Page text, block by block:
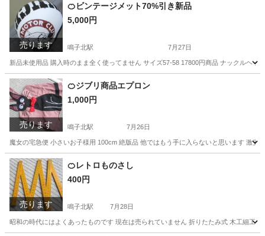
売ります
🍊ビンテージメット70%引き新品
5,000円
鳴子北駅 7月27日
新品未使用品 購入時のまま全く使ってません サイズ57‐58 17800円商品 ナックルヘ
愛知 名古屋市 鳴子北駅 その他
売ります
🍊ジブリ商品エプロン
1,000円
鳴子北駅 7月26日
魔女の宅急便 小さいお子様用 100cm 絶版品 他ではもう手に入らないと思います 激
愛知 名古屋市 鳴子北駅 子供用品
売ります
🍊レトロものさし
400円
鳴子北駅 7月28日
昭和の時代にはよくあったものです 現在は売られていません 折りたたみ式 木工細工